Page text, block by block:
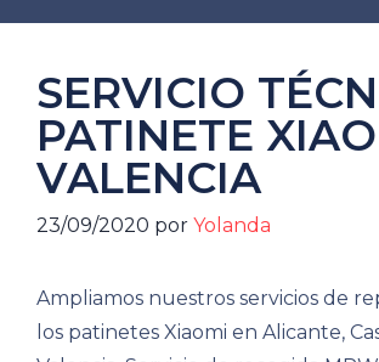
SERVICIO
PATINETE
VALENCIA
23/09/2020 por Yolanda
Ampliamos nuestros servicios de
los patinetes Xiaomi en Alicante,